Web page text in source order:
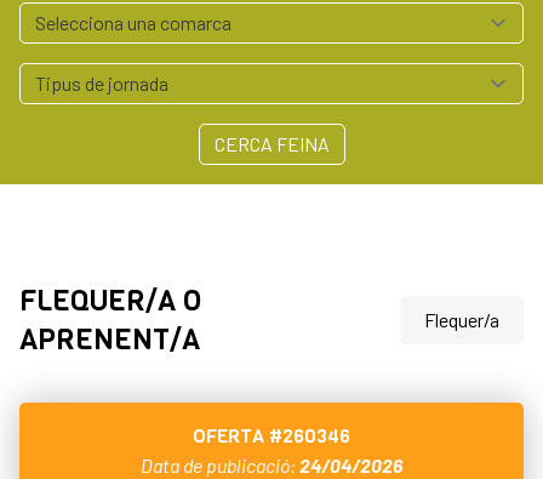
CERCA FEINA
FLEQUER/A O
APRENENT/A
Flequer/a
OFERTA #260346
Data de publicació: 24/04/2026
Serveis empresa
Polígons Baix Empordà
Arrelem - Xarxa Agroalimentària del Baix Empordà
Contacte